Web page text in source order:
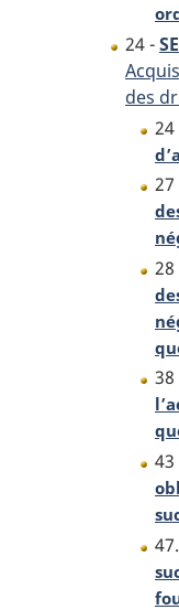
24 -
des
24
27
28
38
43